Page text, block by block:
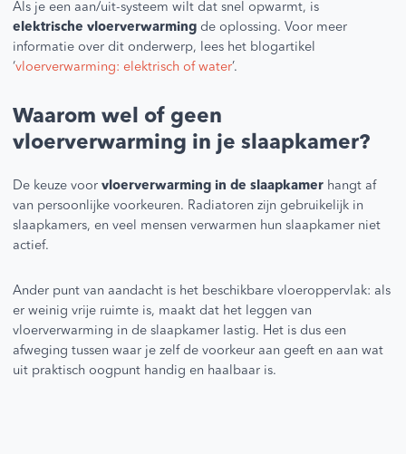
Als je een aan/uit-systeem wilt dat snel opwarmt, is
elektrische vloerverwarming de oplossing. Voor meer
informatie over dit onderwerp, lees het blogartikel
‘vloerverwarming: elektrisch of water’.
Waarom wel of geen
vloerverwarming in je slaapkamer?
De keuze voorvloerverwarming in de slaapkamer hangt af
van persoonlijke voorkeuren. Radiatoren zijn gebruikelijk in
slaapkamers, en veel mensen verwarmen hun slaapkamer niet
actief.
Ander punt van aandacht is het beschikbare vloeroppervlak: als
er weinig vrije ruimte is, maakt dat het leggen van
vloerverwarming in de slaapkamer lastig. Het is dus een
afweging tussen waar je zelf de voorkeur aan geeft en aan wat
uit praktisch oogpunt handig en haalbaar is.